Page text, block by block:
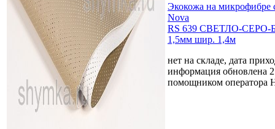
Экокожа на микрофибре
Nova
RS 639 СВЕТЛО-
1,5мм шир. 1,4м
нет на складе, дата
информация обновлена
помощником оператора